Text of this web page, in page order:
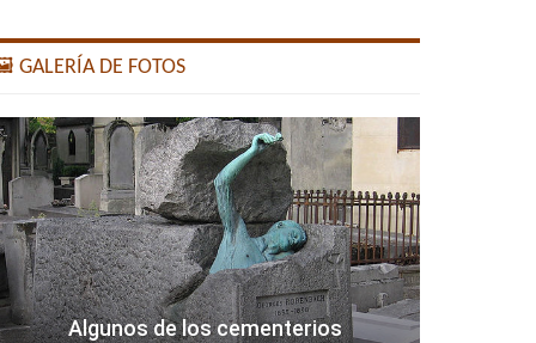
GALERÍA DE FOTOS
Algunos de los cementerios